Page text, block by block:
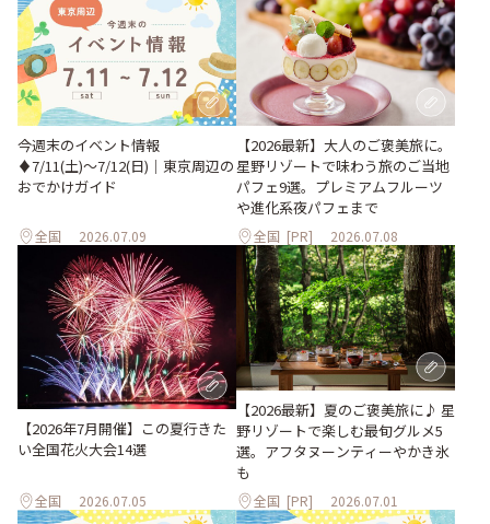
今週末のイベント情報
♦︎7/11(土)〜7/12(日)｜東京周辺の
おでかけガイド
全国 2026.07.09
【2026最新】大人のご褒美旅に。
星野リゾートで味わう旅のご当地
パフェ9選。プレミアムフルーツ
や進化系夜パフェまで
全国 [PR] 2026.07.08
【2026年7月開催】この夏行きた
い全国花火大会14選
全国 2026.07.05
【2026最新】夏のご褒美旅に♪ 星
野リゾートで楽しむ最旬グルメ5
選。アフタヌーンティーやかき氷
も
全国 [PR] 2026.07.01